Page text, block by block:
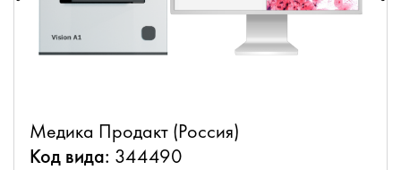
Медика Продакт (Россия)
Код вида: 344490